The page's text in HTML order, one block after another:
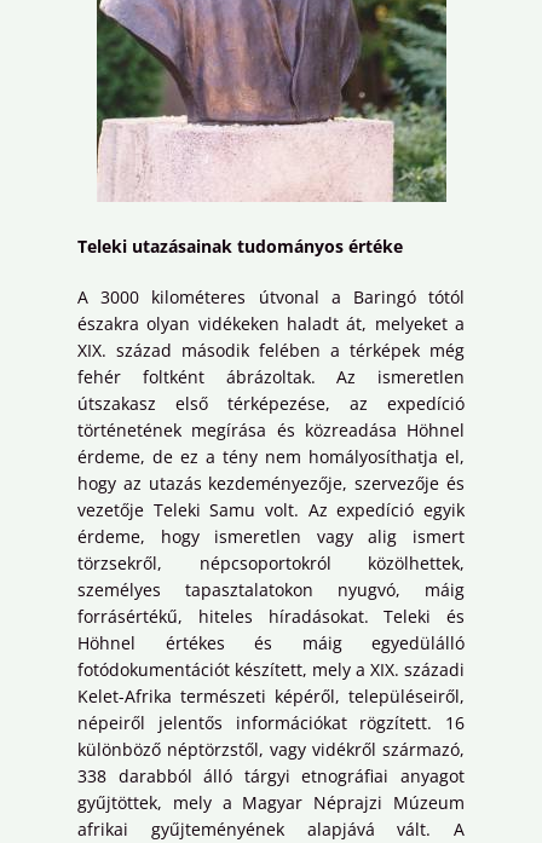
Teleki utazásainak tudományos értéke
A 3000 kilométeres útvonal a Baringó tótól
északra olyan vidékeken haladt át, melyeket a
XIX. század második felében a térképek még
fehér foltként ábrázoltak. Az ismeretlen
útszakasz első térképezése, az expedíció
történetének megírása és közreadása Höhnel
érdeme, de ez a tény nem homályosíthatja el,
hogy az utazás kezdeményezője, szervezője és
vezetője Teleki Samu volt. Az expedíció egyik
érdeme, hogy ismeretlen vagy alig ismert
törzsekről, népcsoportokról közölhettek,
személyes tapasztalatokon nyugvó, máig
forrásértékű, hiteles híradásokat. Teleki és
Höhnel értékes és máig egyedülálló
fotódokumentációt készített, mely a XIX. századi
Kelet-Afrika természeti képéről, településeiről,
népeiről jelentős információkat rögzített. 16
különböző néptörzstől, vagy vidékről származó,
338 darabból álló tárgyi etnográfiai anyagot
gyűjtöttek, mely a Magyar Néprajzi Múzeum
afrikai gyűjteményének alapjává vált. A